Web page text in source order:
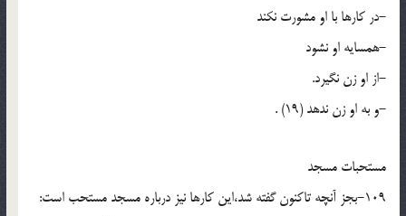
-در کارها با او مشورت نکند
-همسایه او نشود
-از او زن نگیرد.
-و به او زن ندهد (19) .
مستحبات مسجد
109-بجز آنچه تاکنون گفته شد،این کارها نیز درباره مسجد مستحب است: